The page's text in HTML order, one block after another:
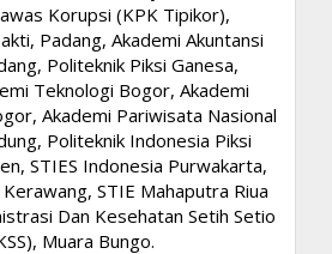
Korupsi (KPK Tipikor),
Padang, Akademi Akuntansi
Politeknik Piksi Ganesa,
Teknologi Bogor, Akademi
Akademi Pariwisata Nasional
Politeknik Indonesia Piksi
STIES Indonesia Purwakarta,
STIE Mahaputra Riua
Dan Kesehatan Setih Setio
Muara Bungo.